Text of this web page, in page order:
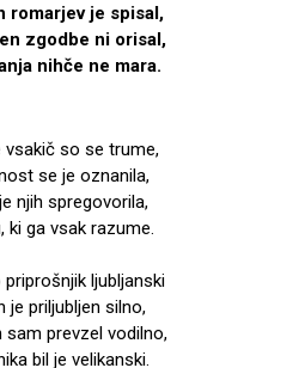
romarjev je spisal,
zgodbe ni orisal,
nihče ne mara.
vsakič so se trume,
se je oznanila,
njih spregovorila,
ki ga vsak razume.
ljubljanski
je priljubljen silno,
sam prevzel vodilno,
bil je velikanski.